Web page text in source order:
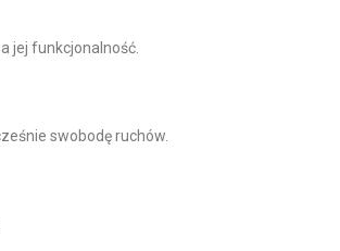
jej funkcjonalność.
swobodę ruchów.